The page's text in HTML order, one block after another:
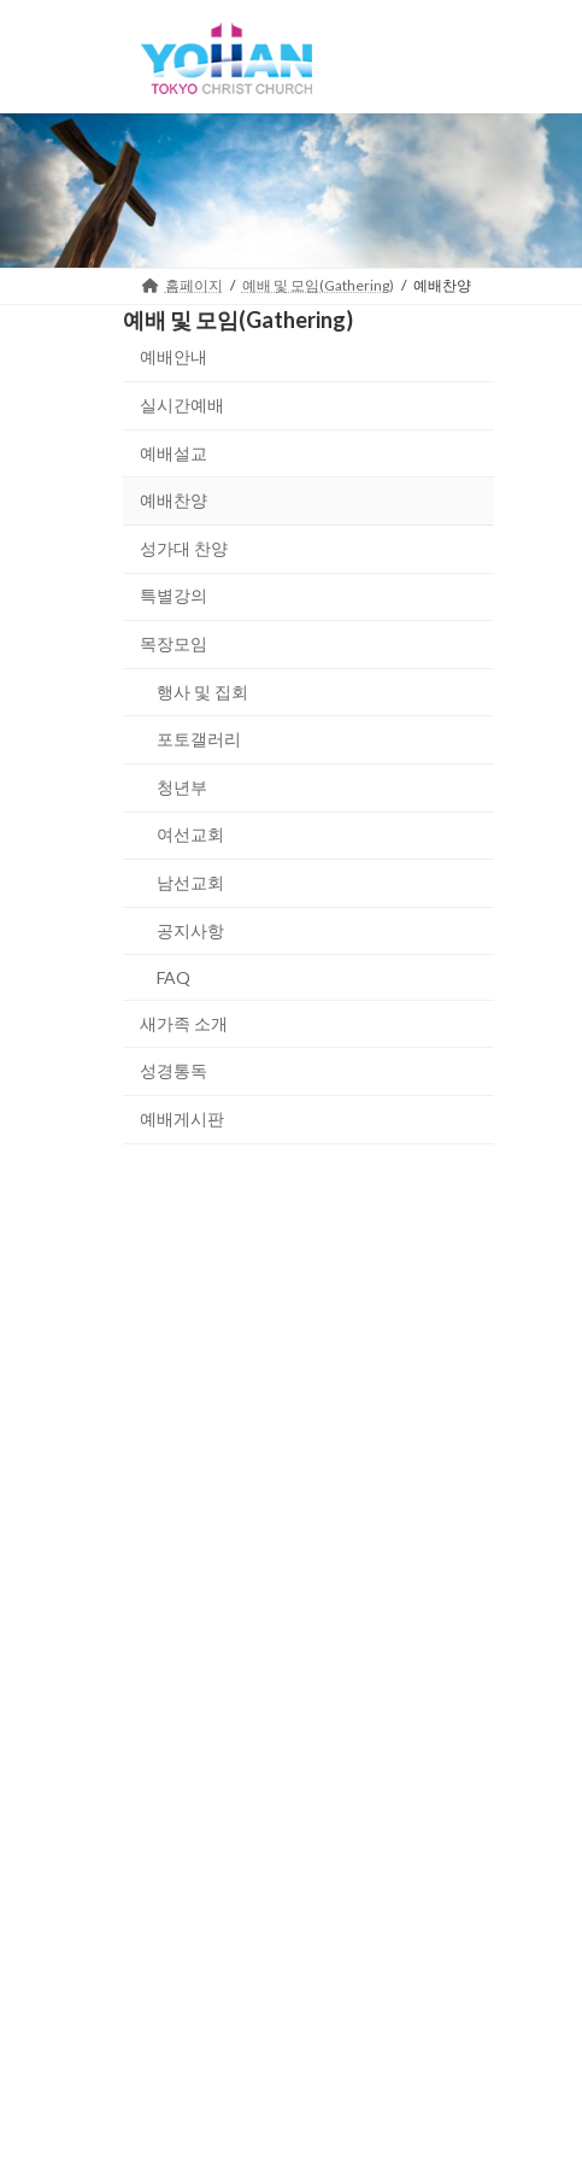
홈페이지 예배 및 모임(Gathering) 예배찬양
예배 및 모임(Gathering)
예배안내
실시간예배
예배설교
예배찬양
성가대 찬양
특별강의
목장모임
행사 및 집회
포토갤러리
청년부
여선교회
남선교회
공지사항
FAQ
새가족 소개
성경통독
예배게시판